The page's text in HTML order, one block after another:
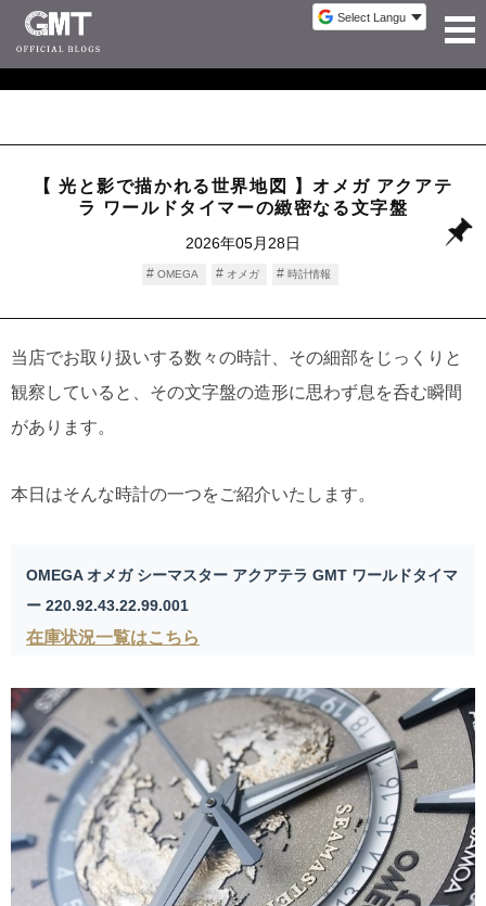
【 光と影で描かれる世界地図 】オメガ アクアテ
ラ ワールドタイマーの緻密なる文字盤
2026年05月28日
OMEGA オメガ 時計情報
当店でお取り扱いする数々の時計、その細部をじっくりと
観察していると、その文字盤の造形に思わず息を呑む瞬間
があります。
本日はそんな時計の一つをご紹介いたします。
OMEGA オメガ シーマスター アクアテラ GMT ワールドタイマ
ー 220.92.43.22.99.001
在庫状況一覧はこちら